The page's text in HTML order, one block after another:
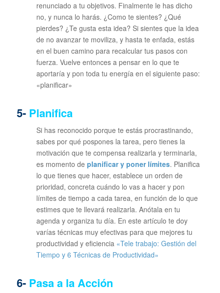
renunciado a tu objetivos. Finalmente le has dicho
no, y nunca lo harás. ¿Como te sientes? ¿Qué
pierdes? ¿Te gusta esta idea? Si sientes que la idea
de no avanzar te moviliza, y hasta te enfada, estás
en el buen camino para recalcular tus pasos con
fuerza. Vuelve entonces a pensar en lo que te
aportaría y pon toda tu energía en el siguiente paso:
«planificar»
5- Planifica
Si has reconocido porque te estás procrastinando,
sabes por qué pospones la tarea, pero tienes la
motivación que te compensa realizarla y terminarla,
es momento de planificar y poner límites. Planifica
lo que tienes que hacer, establece un orden de
prioridad, concreta cuándo lo vas a hacer y pon
límites de tiempo a cada tarea, en función de lo que
estimes que te llevará realizarla. Anótala en tu
agenda y organiza tu día. En este artículo te doy
varías técnicas muy efectivas para que mejores tu
productividad y eficiencia «Tele trabajo: Gestión del
Tiempo y 6 Técnicas de Productividad»
6- Pasa a la Acción